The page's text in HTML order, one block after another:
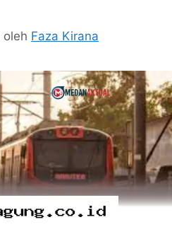
oleh Faza Kirana